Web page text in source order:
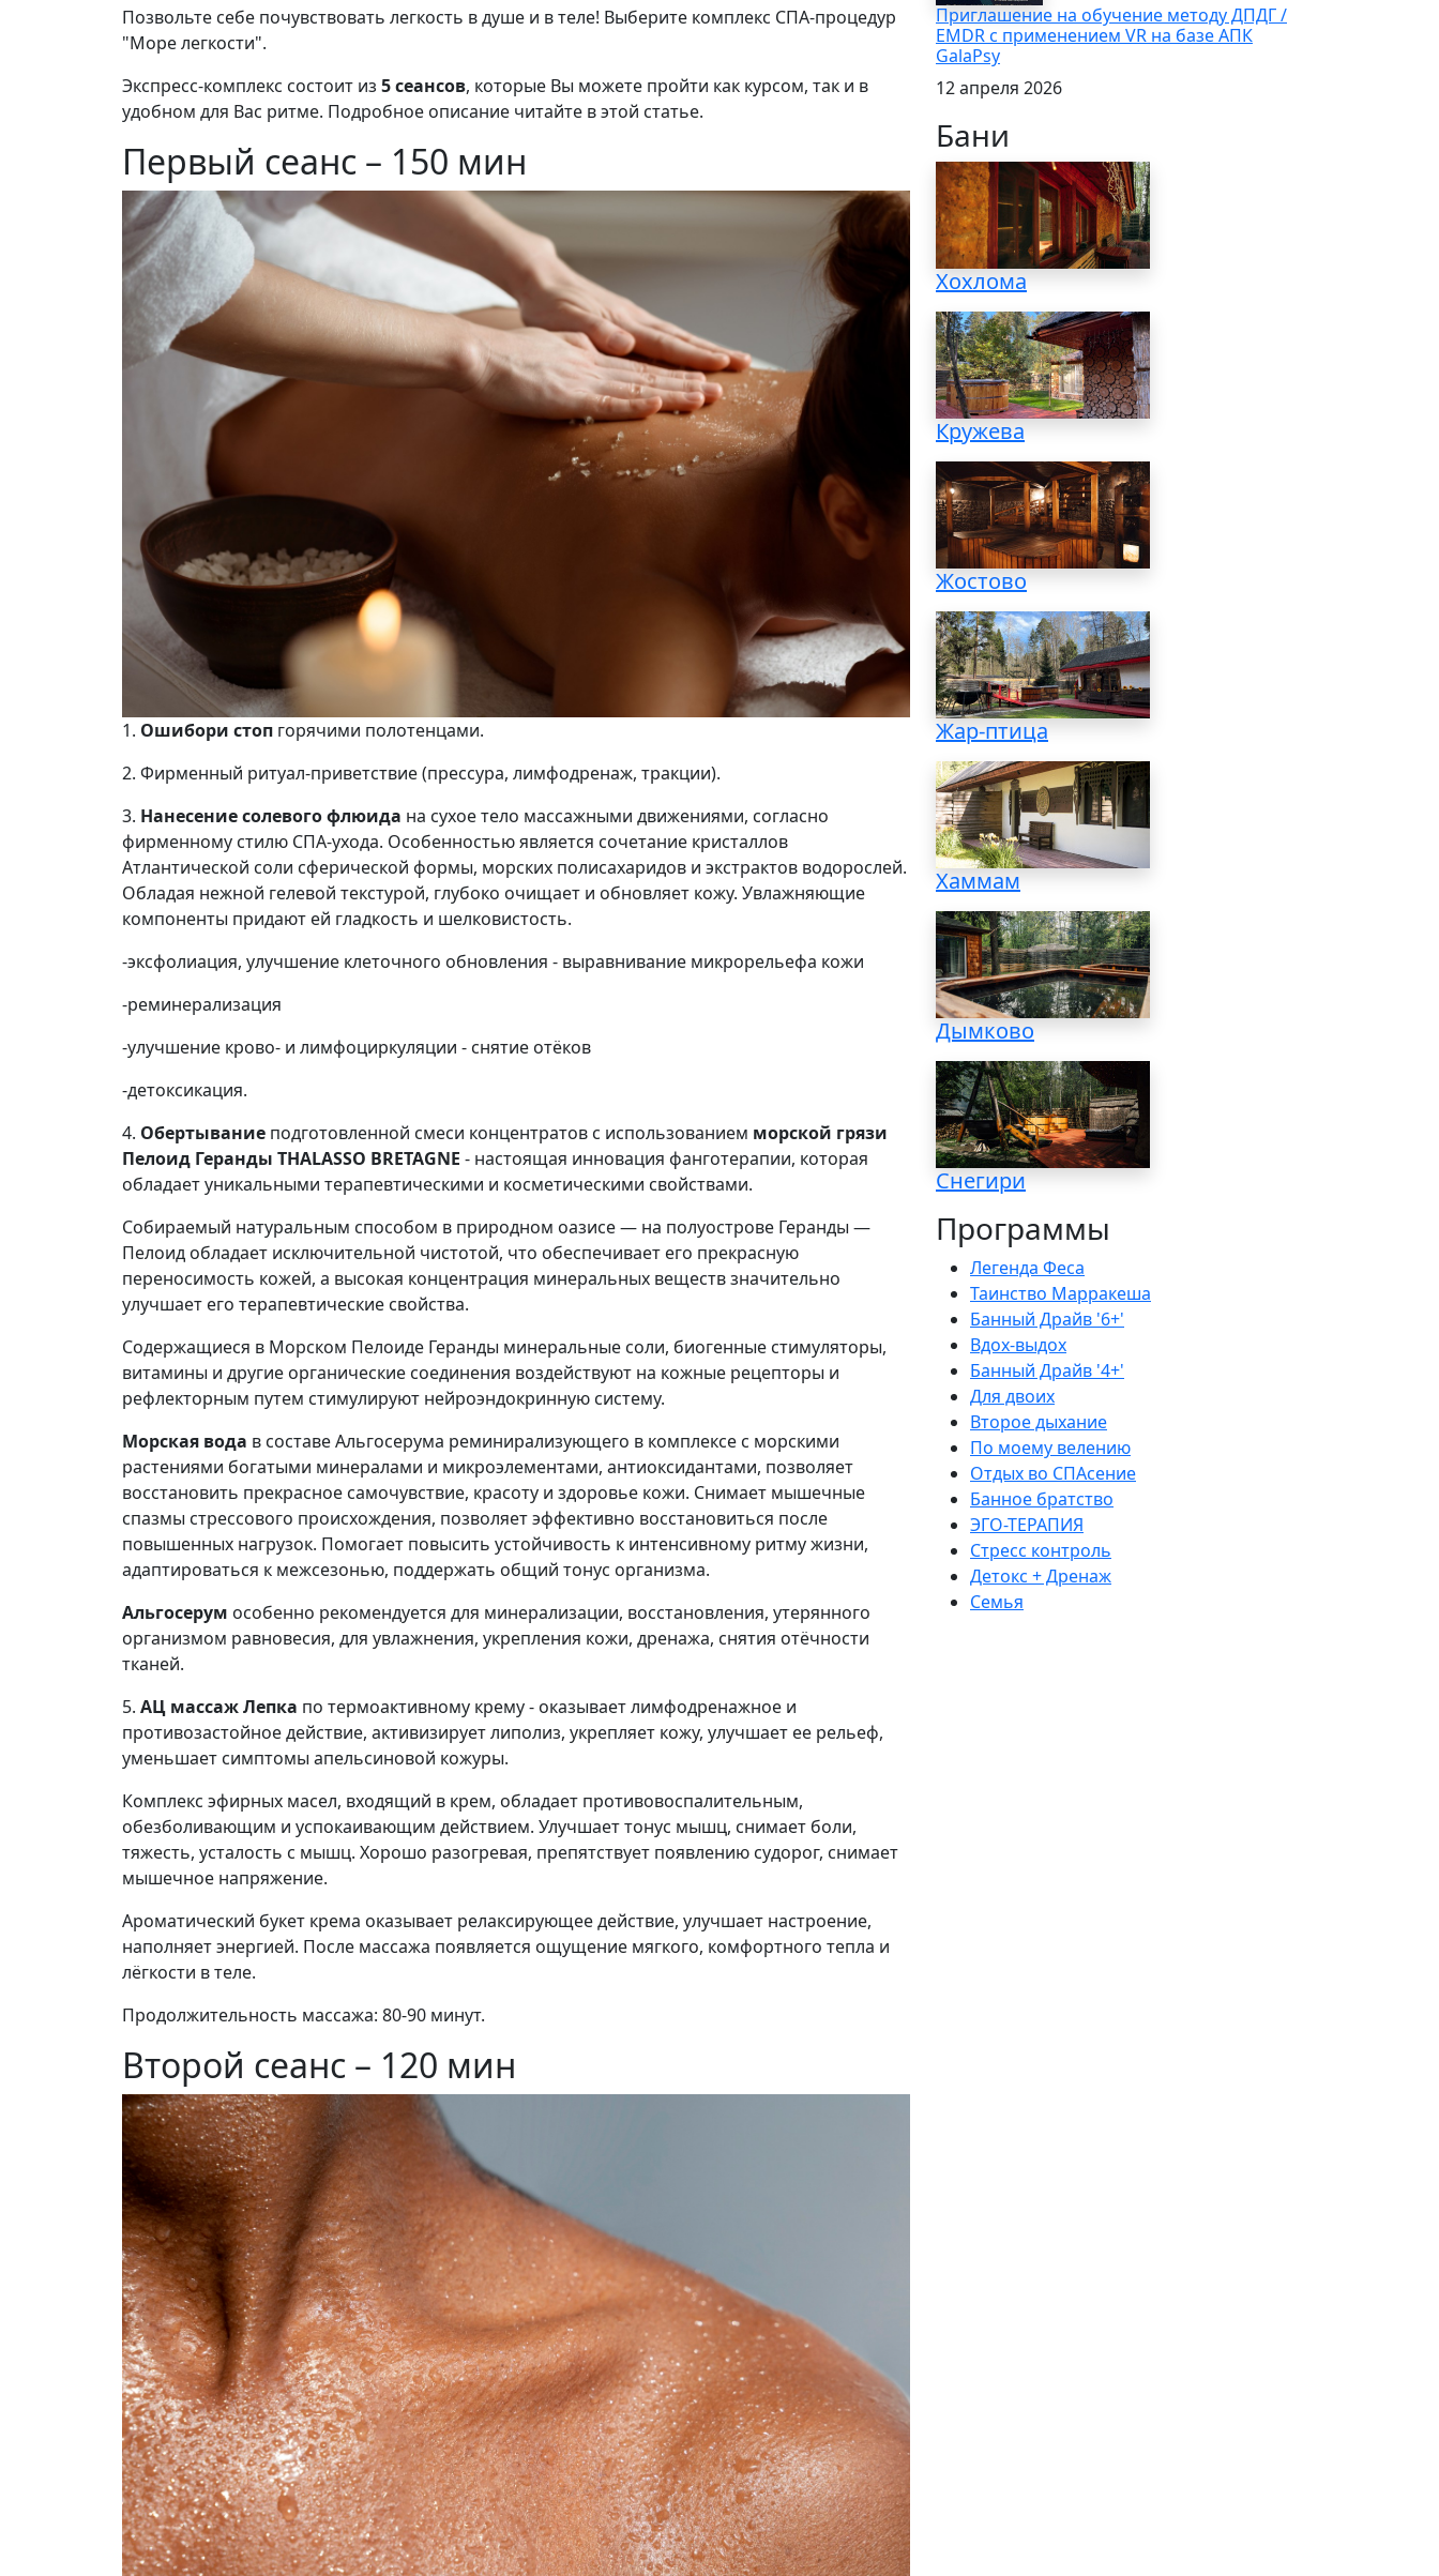
Позвольте себе почувствовать легкость в душе и в теле! Выберите комплекс СПА-процедур
"Море легкости".
Экспресс-комплекс состоит из 5 сеансов, которые Вы можете пройти как курсом, так и в
удобном для Вас ритме. Подробное описание читайте в этой статье.
Первый сеанс – 150 мин
1. Ошибори стоп горячими полотенцами.
2. Фирменный ритуал-приветствие (прессура, лимфодренаж, тракции).
3. Нанесение солевого флюида на сухое тело массажными движениями, согласно
фирменному стилю СПА-ухода. Особенностью является сочетание кристаллов
Атлантической соли сферической формы, морских полисахаридов и экстрактов водорослей.
Обладая нежной гелевой текстурой, глубоко очищает и обновляет кожу. Увлажняющие
компоненты придают ей гладкость и шелковистость.
-эксфолиация, улучшение клеточного обновления - выравнивание микрорельефа кожи
-реминерализация
-улучшение крово- и лимфоциркуляции - снятие отёков
-детоксикация.
4. Обертывание подготовленной смеси концентратов с использованием морской грязи
Пелоид Геранды THALASSO BRETAGNE - настоящая инновация фанготерапии, которая
обладает уникальными терапевтическими и косметическими свойствами.
Собираемый натуральным способом в природном оазисе — на полуострове Геранды —
Пелоид обладает исключительной чистотой, что обеспечивает его прекрасную
переносимость кожей, а высокая концентрация минеральных веществ значительно
улучшает его терапевтические свойства.
Содержащиеся в Морском Пелоиде Геранды минеральные соли, биогенные стимуляторы,
витамины и другие органические соединения воздействуют на кожные рецепторы и
рефлекторным путем стимулируют нейроэндокринную систему.
Морская вода в составе Альгосерума реминирализующего в комплексе с морскими
растениями богатыми минералами и микроэлементами, антиоксидантами, позволяет
восстановить прекрасное самочувствие, красоту и здоровье кожи. Снимает мышечные
спазмы стрессового происхождения, позволяет эффективно восстановиться после
повышенных нагрузок. Помогает повысить устойчивость к интенсивному ритму жизни,
адаптироваться к межсезонью, поддержать общий тонус организма.
Альгосерум особенно рекомендуется для минерализации, восстановления, утерянного
организмом равновесия, для увлажнения, укрепления кожи, дренажа, снятия отёчности
тканей.
5. АЦ массаж Лепка по термоактивному крему - оказывает лимфодренажное и
противозастойное действие, активизирует липолиз, укрепляет кожу, улучшает ее рельеф,
уменьшает симптомы апельсиновой кожуры.
Комплекс эфирных масел, входящий в крем, обладает противовоспалительным,
обезболивающим и успокаивающим действием. Улучшает тонус мышц, снимает боли,
тяжесть, усталость с мышц. Хорошо разогревая, препятствует появлению судорог, снимает
мышечное напряжение.
Ароматический букет крема оказывает релаксирующее действие, улучшает настроение,
наполняет энергией. После массажа появляется ощущение мягкого, комфортного тепла и
лёгкости в теле.
Продолжительность массажа: 80-90 минут.
Второй сеанс – 120 мин
Приглашение на обучение методу ДПДГ /
EMDR с применением VR на базе АПК
GalaPsy
12 апреля 2026
Бани
Хохлома
Кружева
Жостово
Жар-птица
Хаммам
Дымково
Снегири
Программы
Легенда Феса
Таинство Марракеша
Банный Драйв '6+'
Вдох-выдох
Банный Драйв '4+'
Для двоих
Второе дыхание
По моему велению
Отдых во СПАсение
Банное братство
ЭГО-ТЕРАПИЯ
Стресс контроль
Детокс + Дренаж
Семья